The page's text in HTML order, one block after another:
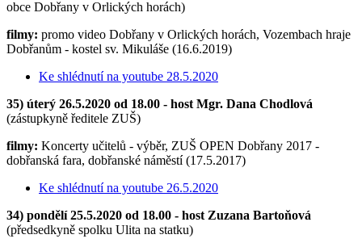
obce Dobřany v Orlických horách)
filmy: promo video Dobřany v Orlických horách, Vozembach hraje
Dobřanům - kostel sv. Mikuláše (16.6.2019)
Ke shlédnutí na youtube 28.5.2020
35) úterý 26.5.2020 od 18.00 - host Mgr. Dana Chodlová
(zástupkyně ředitele ZUŠ)
filmy: Koncerty učitelů - výběr, ZUŠ OPEN Dobřany 2017 -
dobřanská fara, dobřanské náměstí (17.5.2017)
Ke shlédnutí na youtube 26.5.2020
34) pondělí 25.5.2020 od 18.00 - host Zuzana Bartoňová
(předsedkyně spolku Ulita na statku)